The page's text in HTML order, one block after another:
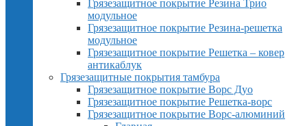
Грязезащитное покрытие Резина Трио
модульное
Грязезащитное покрытие Резина-решетка
модульное
Грязезащитное покрытие Решетка – ковер
антикаблук
Грязезащитные покрытия тамбура
Грязезащитное покрытие Ворс Дуо
Грязезащитное покрытие Решетка-ворс
Грязезащитное покрытие Ворс-алюминий